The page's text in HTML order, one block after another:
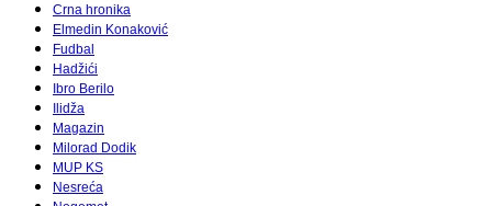
Crna hronika
Elmedin Konaković
Fudbal
Hadžići
Ibro Berilo
Ilidža
Magazin
Milorad Dodik
MUP KS
Nesreća